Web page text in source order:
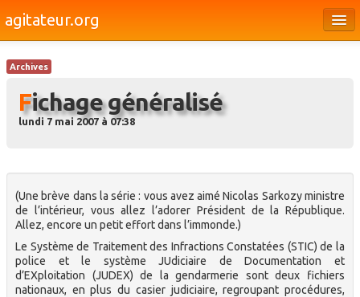
agitateur.org
Société
Médias
Dossiers
Brèves
Archives
Fichage généralisé
lundi 7 mai 2007 à 07:38
(Une brève dans la série : vous avez aimé Nicolas Sarkozy ministre
de l’intérieur, vous allez l’adorer Président de la République.
Allez, encore un petit effort dans l’immonde.)
Le Système de Traitement des Infractions Constatées (STIC) de la
police et le système JUdiciaire de Documentation et
d’EXploitation (JUDEX) de la gendarmerie sont deux fichiers
nationaux, en plus du casier judiciaire, regroupant procédures,